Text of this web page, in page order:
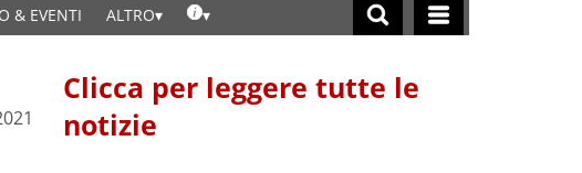
& EVENTI ALTRO
Clicca per leggere tutte le
notizie